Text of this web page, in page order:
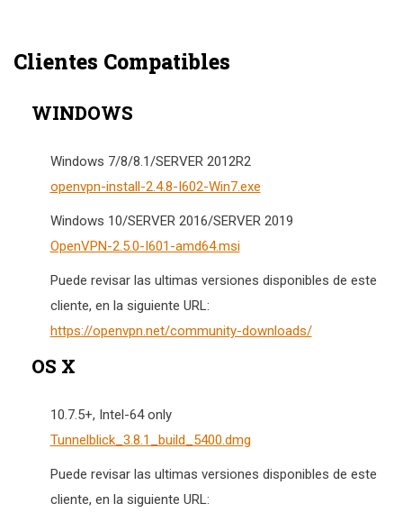
Clientes Compatibles
WINDOWS
Windows 7/8/8.1/SERVER 2012R2
openvpn-install-2.4.8-I602-Win7.exe
Windows 10/SERVER 2016/SERVER 2019
OpenVPN-2.5.0-I601-amd64.msi
Puede revisar las ultimas versiones disponibles de este
cliente, en la siguiente URL:
https://openvpn.net/community-downloads/
OS X
10.7.5+, Intel-64 only
Tunnelblick_3.8.1_build_5400.dmg
Puede revisar las ultimas versiones disponibles de este
cliente, en la siguiente URL: